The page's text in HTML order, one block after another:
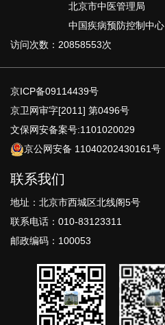
北京市中医管理局
中国疾病预防控制中心
访问次数：20858553次
京ICP备09114439号
京卫网审字[2011] 第0496号
文保网安备案号:1101020029
京公网安备 11040202430161号
联系我们
地址：北京市西城区北线阁5号
联系电话：010-83123311
邮政编码：100053